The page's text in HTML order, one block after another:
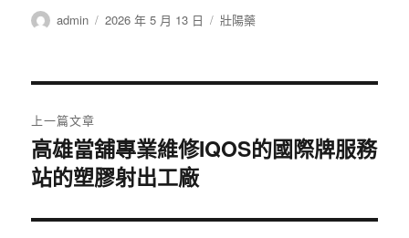
作
admin
發
2026 年 5 月 13 日
分
壯陽藥
章
導
覽
上一篇文章
上
一
文
高雄當舖專業維修IQOS的國際牌服務
站的塑膠射出工廠